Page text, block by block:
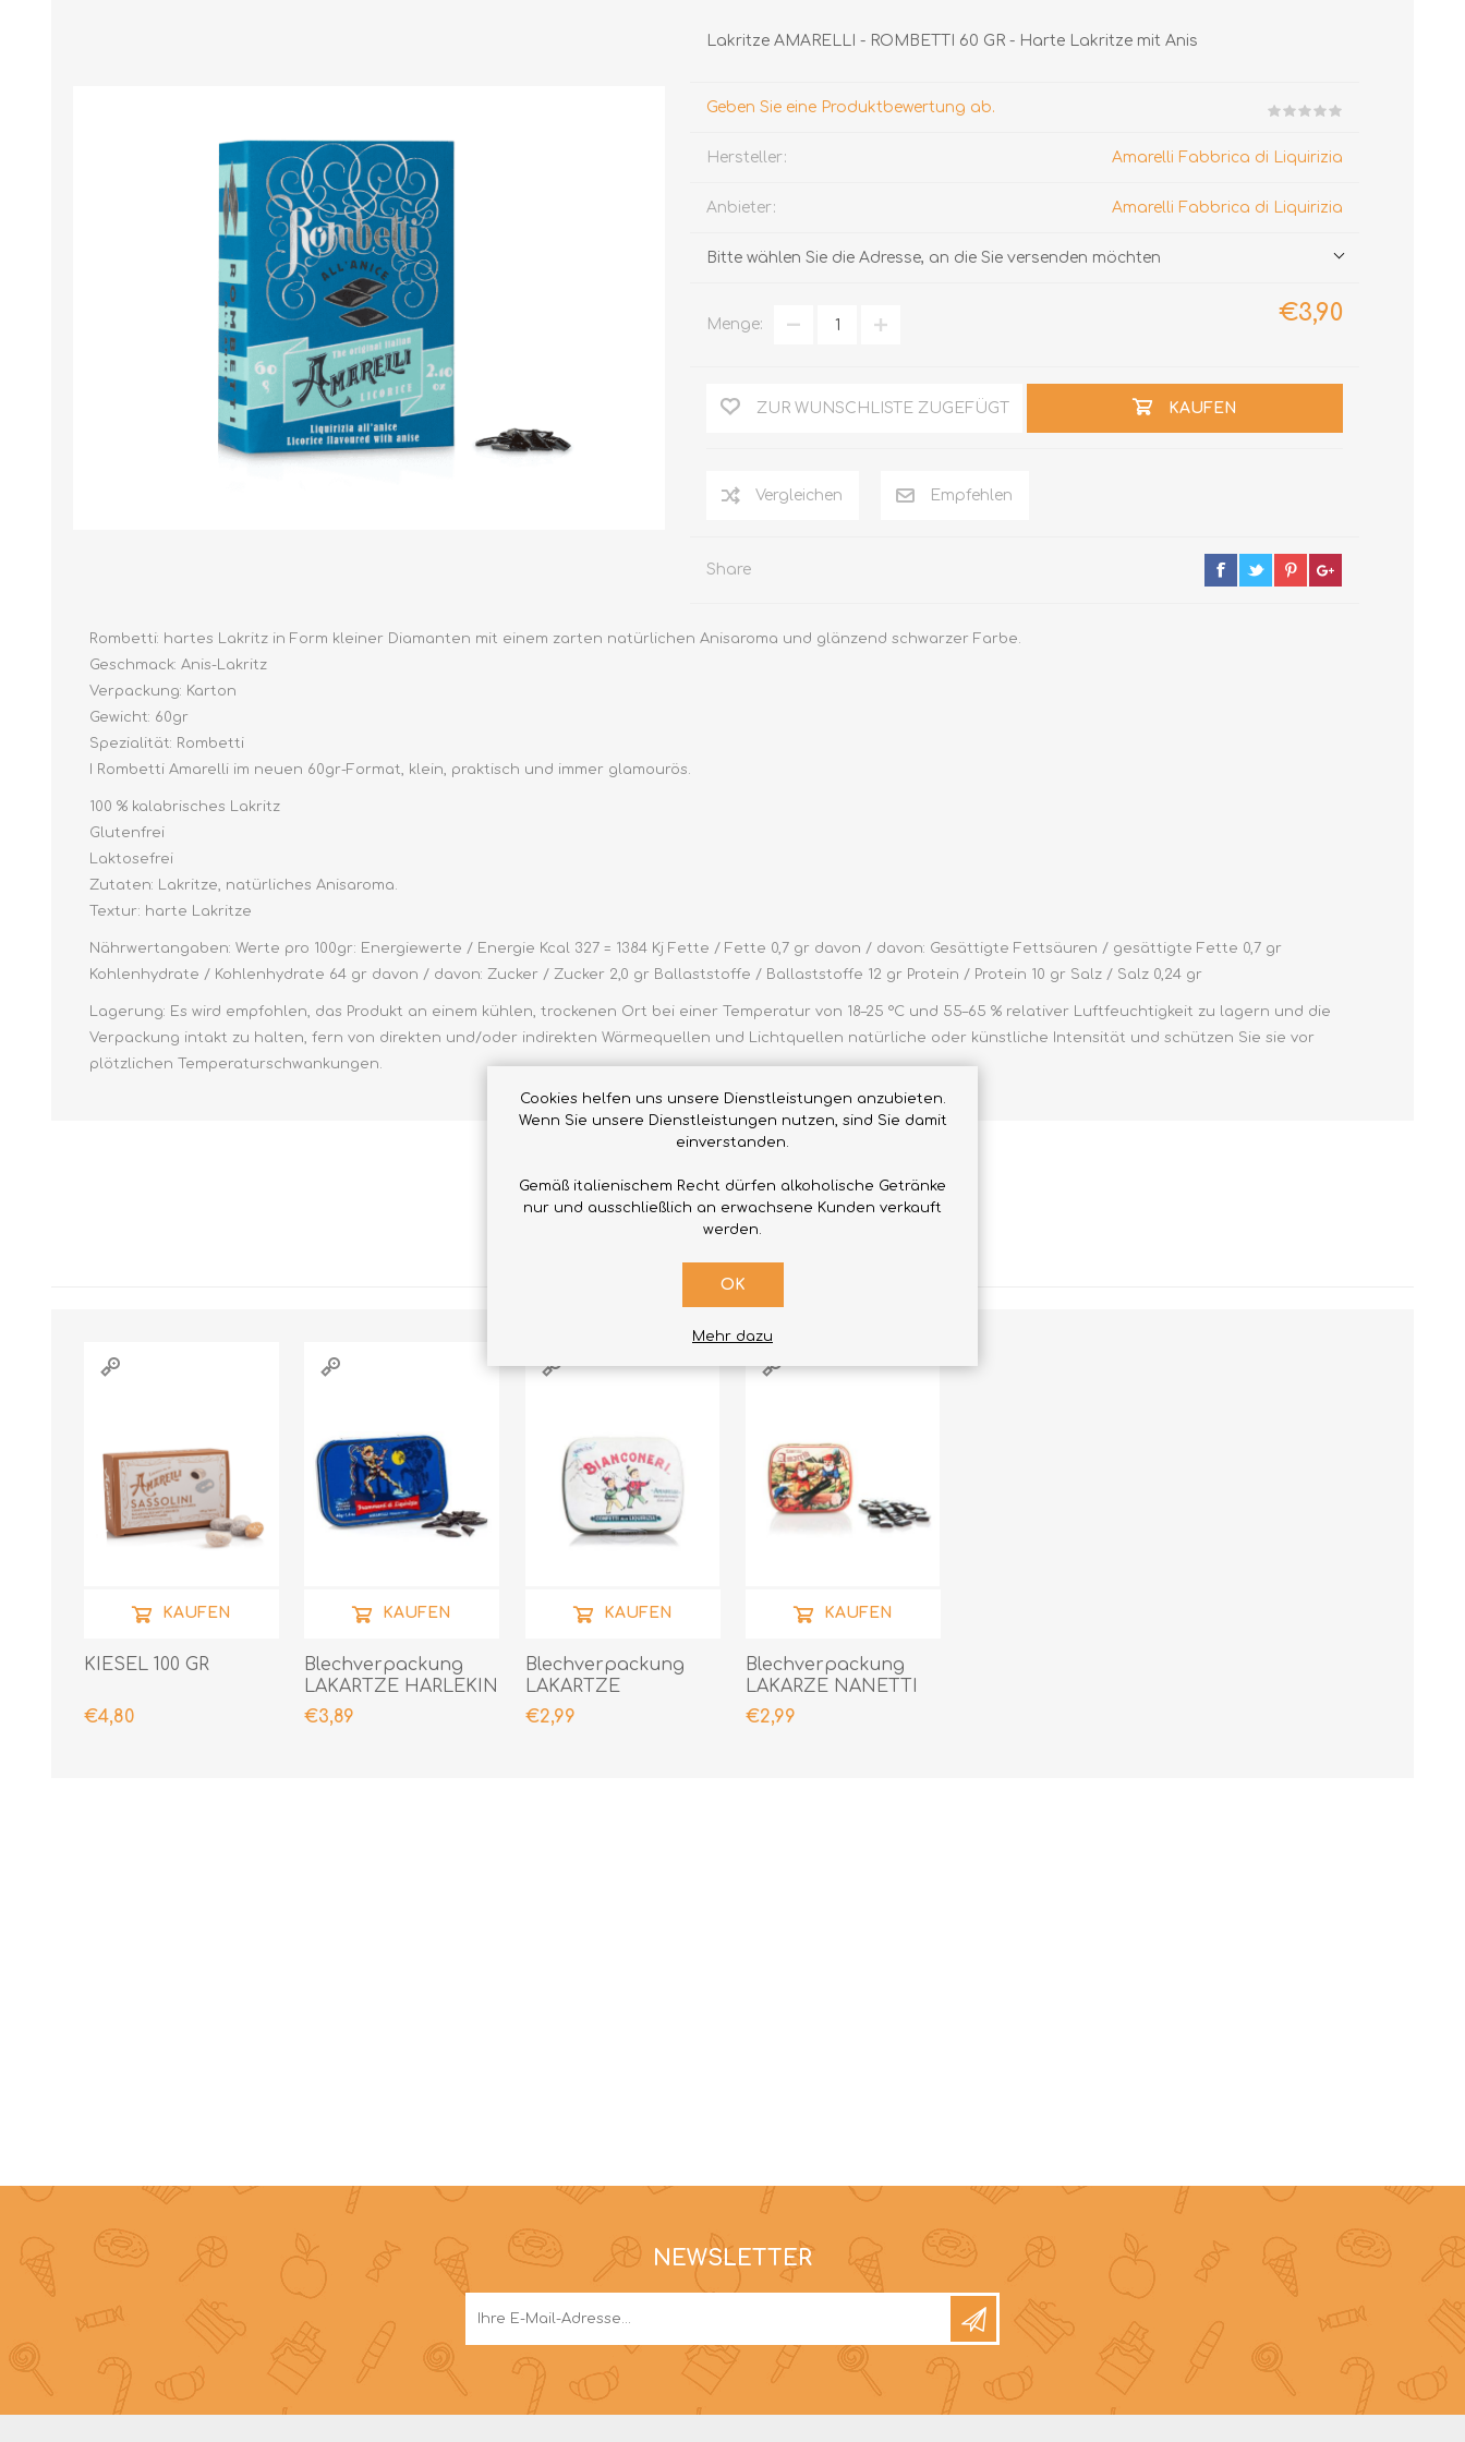
MARMELADEN
Lakritze AMARELLI - ROMBETTI 60 GR - Harte Lakritze mit Anis
Geben Sie eine Produktbewertung ab.
Hersteller: Amarelli Fabbrica di Liquirizia
Anbieter: Amarelli Fabbrica di Liquirizia
Bitte wählen Sie die Adresse, an die Sie versenden möchten
€3,90
Menge:
ZUR WUNSCHLISTE ZUGEFÜGT KAUFEN
Vergleichen Empfehlen
Share
Rombetti: hartes Lakritz in Form kleiner Diamanten mit einem zarten natürlichen Anisaroma und glänzend schwarzer Farbe.
Geschmack: Anis-Lakritz
Verpackung: Karton
Gewicht: 60gr
Spezialität: Rombetti
I Rombetti Amarelli im neuen 60gr-Format, klein, praktisch und immer glamourös.
100 % kalabrisches Lakritz
Glutenfrei
Laktosefrei
Zutaten: Lakritze, natürliches Anisaroma.
Textur: harte Lakritze
Nährwertangaben: Werte pro 100gr: Energiewerte / Energie Kcal 327 = 1384 Kj Fette / Fette 0,7 gr davon / davon: Gesättigte Fettsäuren / gesättigte Fette 0,7 gr
Kohlenhydrate / Kohlenhydrate 64 gr davon / davon: Zucker / Zucker 2,0 gr Ballaststoffe / Ballaststoffe 12 gr Protein / Protein 10 gr Salz / Salz 0,24 gr
Lagerung: Es wird empfohlen, das Produkt an einem kühlen, trockenen Ort bei einer Temperatur von 18–25 °C und 55–65 % relativer Luftfeuchtigkeit zu lagern und die
Verpackung intakt zu halten, fern von direkten und/oder indirekten Wärmequellen und Lichtquellen natürliche oder künstliche Intensität und schützen Sie sie vor
plötzlichen Temperaturschwankungen.
KIESEL 100 GR
€4,80
KAUFEN
Blechverpackung
LAKARTZE HARLEKIN
ROMBETTI 40 GR
€3,89
KAUFEN
Blechverpackung
LAKARTZE
BIANCONERI 20 GR
€2,99
KAUFEN
Blechverpackung
LAKARZE NANETTI
FAVETTE 20 GR
€2,99
KAUFEN
NEWSLETTER
Cookies helfen uns unsere Dienstleistungen anzubieten.
Wenn Sie unsere Dienstleistungen nutzen, sind Sie damit
einverstanden.
Gemäß italienischem Recht dürfen alkoholische Getränke
nur und ausschließlich an erwachsene Kunden verkauft
werden.
OK
Mehr dazu